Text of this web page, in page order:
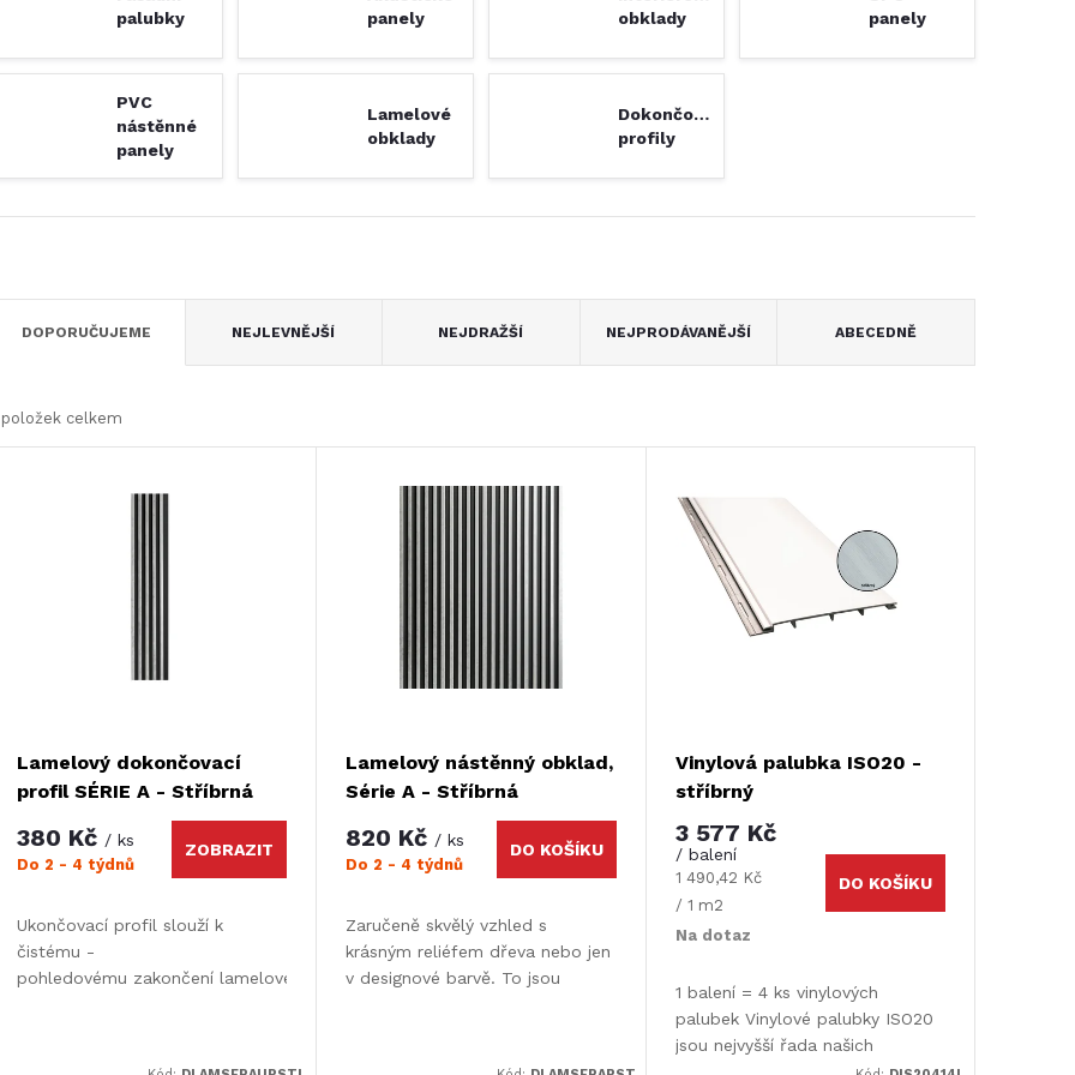
palubky
panely
obklady
panely
PVC
nástěnné
panely
Lamelové
obklady
Dokončovací
profily
DOPORUČUJEME NEJLEVNĚJŠÍ NEJDRAŽŠÍ NEJPRODÁVANĚJŠÍ ABECEDNĚ
položek celkem
Lamelový dokončovací
profil SÉRIE A - Stříbrná
380 Kč / ks
Do 2 - 4 týdnů
ZOBRAZIT
Ukončovací profil slouží k
čistému -
pohledovému zakončení lamelového
Lamelový nástěnný obklad,
Série A - Stříbrná
820 Kč / ks
Do 2 - 4 týdnů
DO KOŠÍKU
Zaručeně skvělý vzhled s
krásným reliéfem dřeva nebo jen
v designové barvě. To jsou
Vinylová palubka ISO20 -
stříbrný
3 577 Kč
/ balení
Měrná
cena:
1 490,42 Kč
/ 1 m2
Na dotaz
DO KOŠÍKU
1 balení = 4 ks vinylových
palubek Vinylové palubky ISO20
jsou nejvyšší řada našich